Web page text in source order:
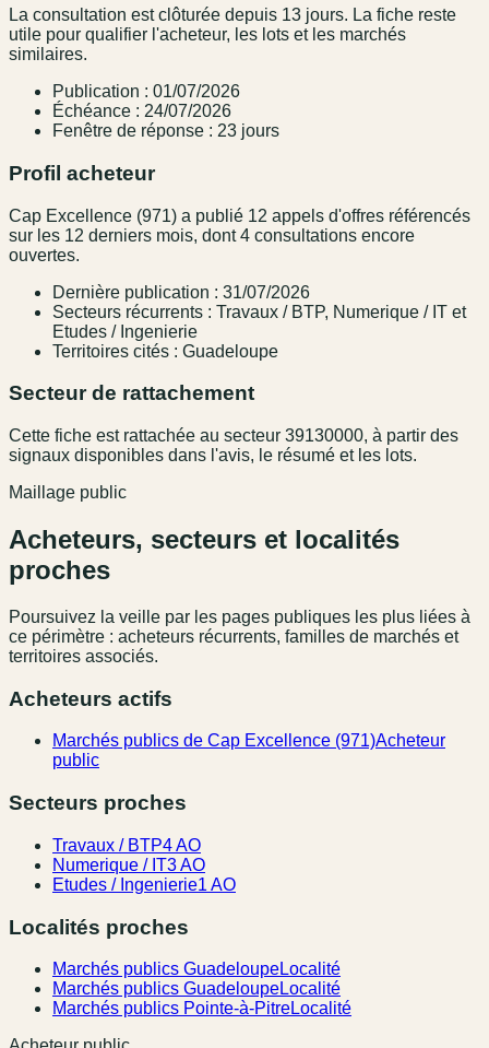
La consultation est clôturée depuis 13 jours. La fiche reste
utile pour qualifier l'acheteur, les lots et les marchés
similaires.
Publication : 01/07/2026
Échéance : 24/07/2026
Fenêtre de réponse : 23 jours
Profil acheteur
Cap Excellence (971) a publié 12 appels d'offres référencés
sur les 12 derniers mois, dont 4 consultations encore
ouvertes.
Dernière publication : 31/07/2026
Secteurs récurrents : Travaux / BTP, Numerique / IT et
Etudes / Ingenierie
Territoires cités : Guadeloupe
Secteur de rattachement
Cette fiche est rattachée au secteur 39130000, à partir des
signaux disponibles dans l'avis, le résumé et les lots.
Maillage public
Acheteurs, secteurs et localités
proches
Poursuivez la veille par les pages publiques les plus liées à
ce périmètre : acheteurs récurrents, familles de marchés et
territoires associés.
Acheteurs actifs
Marchés publics de Cap Excellence (971)Acheteur
public
Secteurs proches
Travaux / BTP4 AO
Numerique / IT3 AO
Etudes / Ingenierie1 AO
Localités proches
Marchés publics GuadeloupeLocalité
Marchés publics GuadeloupeLocalité
Marchés publics Pointe-à-PitreLocalité